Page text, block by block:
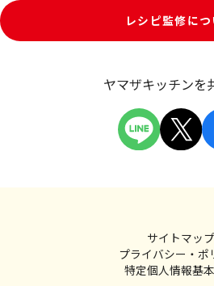
レシピ監修に
ヤマザキッチンを
サイトマップ
プライバシー・ポ
特定個人情報基